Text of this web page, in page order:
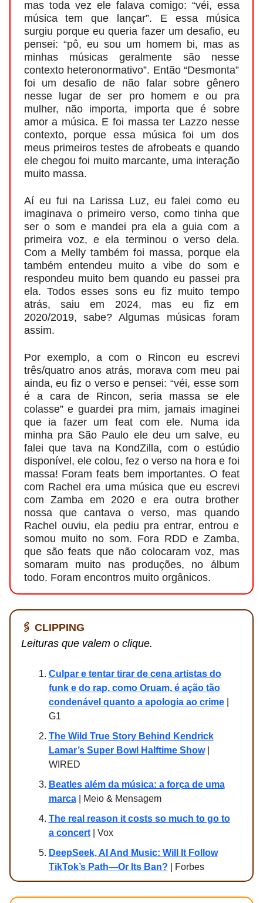
mas toda vez ele falava comigo: “véi, essa
música tem que lançar”. E essa música
surgiu porque eu queria fazer um desafio, eu
pensei: “pô, eu sou um homem bi, mas as
minhas músicas geralmente são nesse
contexto heteronormativo”. Então “Desmonta”
foi um desafio de não falar sobre gênero
nesse lugar de ser pro homem e ou pra
mulher, não importa, importa que é sobre
amor a música. E foi massa ter Lazzo nesse
contexto, porque essa música foi um dos
meus primeiros testes de afrobeats e quando
ele chegou foi muito marcante, uma interação
muito massa.
Aí eu fui na Larissa Luz, eu falei como eu
imaginava o primeiro verso, como tinha que
ser o som e mandei pra ela a guia com a
primeira voz, e ela terminou o verso dela.
Com a Melly também foi massa, porque ela
também entendeu muito a vibe do som e
respondeu muito bem quando eu passei pra
ela. Todos esses sons eu fiz muito tempo
atrás, saiu em 2024, mas eu fiz em
2020/2019, sabe? Algumas músicas foram
assim.
Por exemplo, a com o Rincon eu escrevi
três/quatro anos atrás, morava com meu pai
ainda, eu fiz o verso e pensei: “véi, esse som
é a cara de Rincon, seria massa se ele
colasse” e guardei pra mim, jamais imaginei
que ia fazer um feat com ele. Numa ida
minha pra São Paulo ele deu um salve, eu
falei que tava na KondZilla, com o estúdio
disponível, ele colou, fez o verso na hora e foi
massa! Foram feats bem importantes. O feat
com Rachel era uma música que eu escrevi
com Zamba em 2020 e era outra brother
nossa que cantava o verso, mas quando
Rachel ouviu, ela pediu pra entrar, entrou e
somou muito no som. Fora RDD e Zamba,
que são feats que não colocaram voz, mas
somaram muito nas produções, no álbum
todo. Foram encontros muito orgânicos.
🖇️ CLIPPING
Leituras que valem o clique.
Culpar e tentar tirar de cena artistas do
funk e do rap, como Oruam, é ação tão
condenável quanto a apologia ao crime|
G1
The Wild True Story Behind Kendrick
Lamar’s Super Bowl Halftime Show|
WIRED
Beatles além da música: a força de uma
marca| Meio & Mensagem
The real reason it costs so much to go to
a concert| Vox
DeepSeek, AI And Music: Will It Follow
TikTok’s Path—Or Its Ban? | Forbes